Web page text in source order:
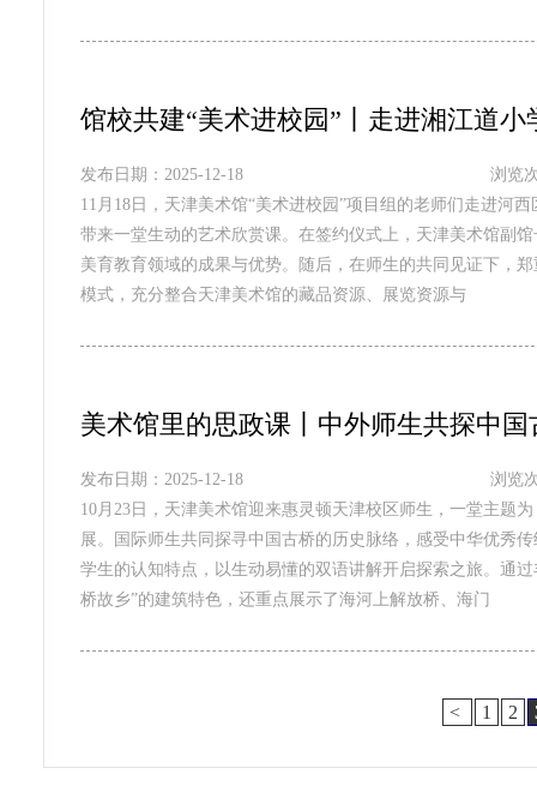
馆校共建“美术进校园”丨走进湘江道
发布日期：2025-12-18
浏览
11月18日，天津美术馆“美术进校园”项目组的老师们走进河
带来一堂生动的艺术欣赏课。在签约仪式上，天津美术馆副
美育教育领域的成果与优势。随后，在师生的共同见证下，
模式，充分整合天津美术馆的藏品资源、展览资源与
美术馆里的思政课丨中外师生共探中国
发布日期：2025-12-18
浏览
10月23日，天津美术馆迎来惠灵顿天津校区师生，一堂主题
展。国际师生共同探寻中国古桥的历史脉络，感受中华优秀
学生的认知特点，以生动易懂的双语讲解开启探索之旅。通
桥故乡”的建筑特色，还重点展示了海河上解放桥、海门
< 1 2